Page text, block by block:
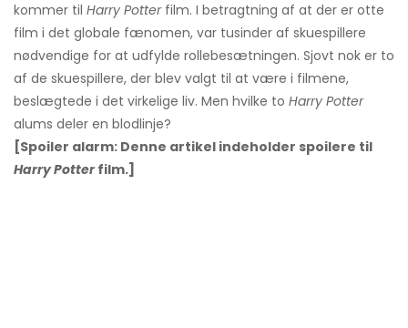
kommer til Harry Potter film. I betragtning af at der er otte
film i det globale fænomen, var tusinder af skuespillere
nødvendige for at udfylde rollebesætningen. Sjovt nok er to
af de skuespillere, der blev valgt til at være i filmene,
beslægtede i det virkelige liv. Men hvilke to Harry Potter
alums deler en blodlinje?
[Spoiler alarm: Denne artikel indeholder spoilere til
Harry Potterfilm.]